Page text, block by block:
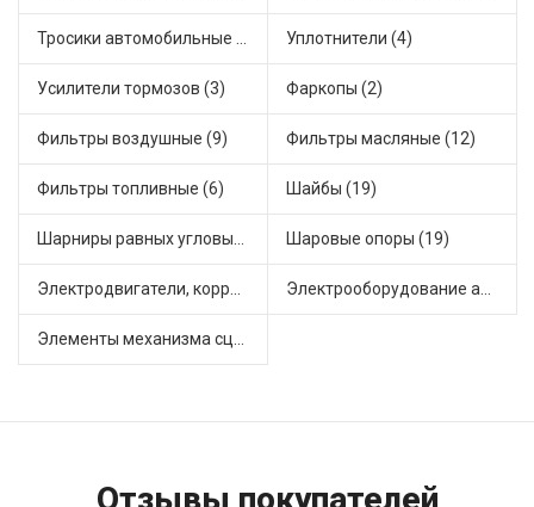
Тросики автомобильные (18) Уплотнители (4)
Усилители тормозов (3) Фаркопы (2)
Фильтры воздушные (9) Фильтры масляные (12)
Фильтры топливные (6) Шайбы (19)
Шарниры равных угловых скоростей, приводные валы (1) Шаровые опоры (19)
Электродвигатели, корректоры и приводы автомобильн (21) Электрооборудование автомобилей (23)
Элементы механизма сцепления (63)